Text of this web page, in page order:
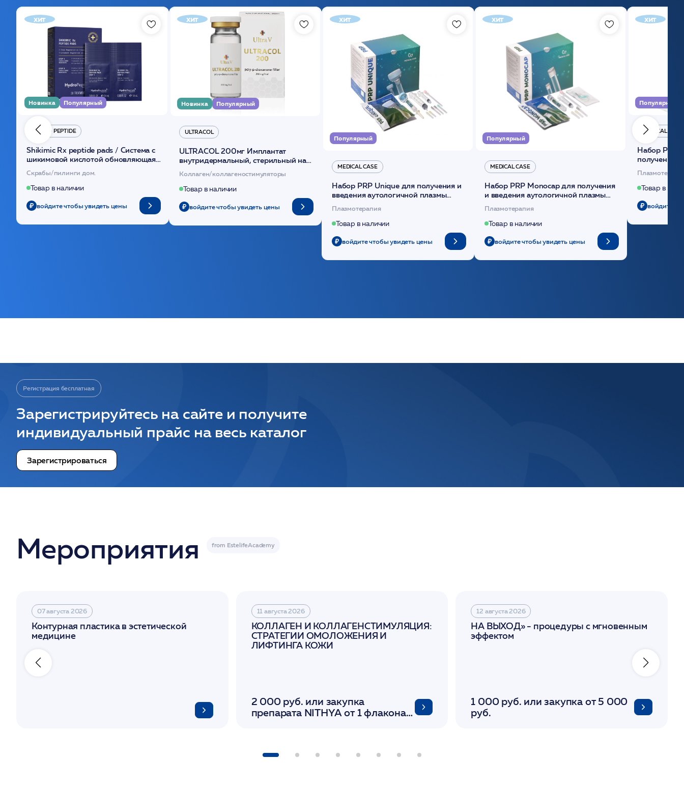
хит
Новинка Популярный
HYDRO PEPTIDE
Shikimic Rx peptide pads / Cистема с
шикимовой кислотой обновляющая
(30шт) /HP
Скрабы/пилинги дом.
Товар в наличии
войдите чтобы увидеть цены
хит
Новинка Популярный
ULTRACOL
ULTRACOL 200мг Имплантат
внутридермальный, стерильный на
основе полидиоксанона /ULTRACOL
Коллаген/коллагеностимуляторы
Товар в наличии
войдите чтобы увидеть цены
хит
Популярный
MEDICAL CASE
Набор PRP Unique для получения и
введения аутологичной плазмы
(саше 1шт)/Medical Case
Плазмотерапия
Товар в наличии
войдите чтобы увидеть цены
хит
Популярный
MEDICAL CASE
Набор PRP Monocap для получения
и введения аутологичной плазмы
(саше 1шт)/Medical Case
Плазмотерапия
Товар в наличии
войдите чтобы увидеть цены
хит
Популярный
MEDICAL CASE
Набор Plasmoactive Стандарт для
получения
плазмы
Товар в
войдите
Регистрация бесплатная
Зарегистрируйтесь на сайте и получите
индивидуальный прайс на весь каталог
Зарегистрироваться
Мероприятия
07 августа 2026
Контурная пластика в эстетической
медицине
11 августа 2026
КОЛЛАГЕН И КОЛЛАГЕНСТИМУЛЯЦИЯ:
СТРАТЕГИИ ОМОЛОЖЕНИЯ И
ЛИФТИНГА КОЖИ
2 000 руб. или закупка
препарата NITHYA от 1 флакона/
день семинара
12 августа 2026
НА ВЫХОД» - процедуры с мгновенным
эффектом
1 000 руб. или закупка от 5 000
руб.